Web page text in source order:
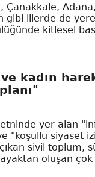
Çanakkale,
gibi illerde de
kitlesel
kadın
yer alan
"koşullu siyaset
sivil toplum,
oluşan